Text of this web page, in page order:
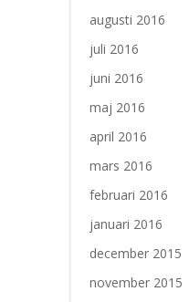
augusti 2016
juli 2016
juni 2016
maj 2016
april 2016
mars 2016
februari 2016
januari 2016
december 2015
november 2015